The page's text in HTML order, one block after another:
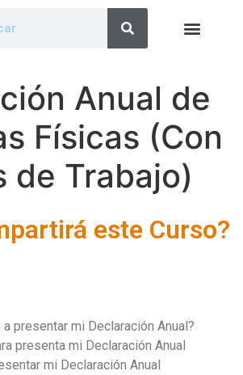
Anual de
Físicas (Con
de Trabajo)
este Curso?
presentar mi Declaración Anual?
presenta mi Declaración Anual
mi Declaración Anual